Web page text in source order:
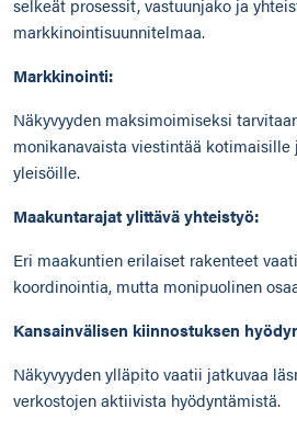
selkeät prosessit, vastuunjako ja
markkinointisuunnitelmaa.
Markkinointi:
Näkyvyyden maksimoimiseksi
monikanavaista viestintää kotimaisille
yleisöille.
Maakuntarajat ylittävä yhteistyö:
Eri maakuntien erilaiset rakenteet
koordinointia, mutta monipuolinen
Kansainvälisen kiinnostuksen
Näkyvyyden ylläpito vaatii jatkuvaa
verkostojen aktiivista hyödyntämistä.